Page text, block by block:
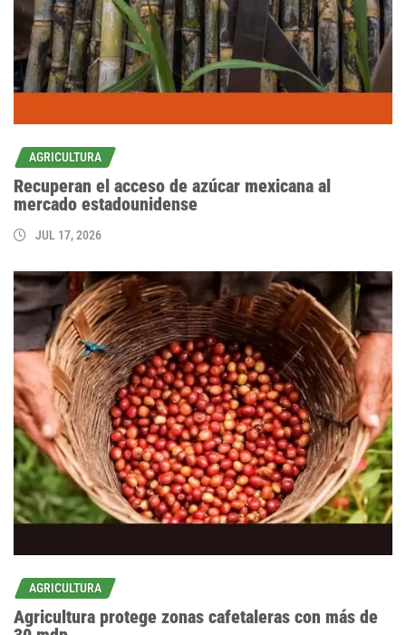
AGRICULTURA
Recuperan el acceso de azúcar mexicana al
mercado estadounidense
JUL 17, 2026
AGRICULTURA
Agricultura protege zonas cafetaleras con más de